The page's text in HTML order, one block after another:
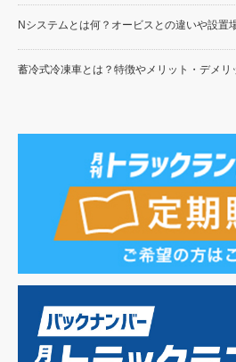
Nシステムとは何？オービスとの違いや設置
蓄冷式冷凍車とは？特徴やメリット・デメリ